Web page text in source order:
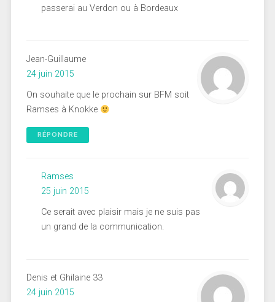
passerai au Verdon ou à Bordeaux
Jean-Guillaume
24 juin 2015
On souhaite que le prochain sur BFM soit
Ramses à Knokke
RÉPONDRE
Ramses
25 juin 2015
Ce serait avec plaisir mais je ne suis pas
un grand de la communication.
Denis et Ghilaine 33
24 juin 2015